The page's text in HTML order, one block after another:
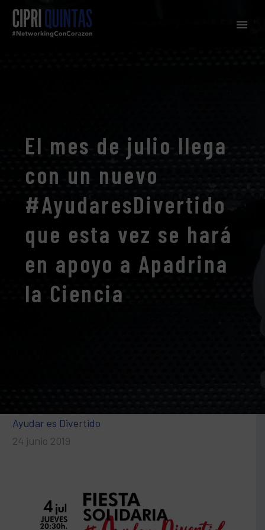
El mes de julio llega
con un nuevo
#AyudaresDivertido
que esta vez se hará
en apoyo a Apadrina
la Ciencia
Ayudar es Divertido
24 junio 2019